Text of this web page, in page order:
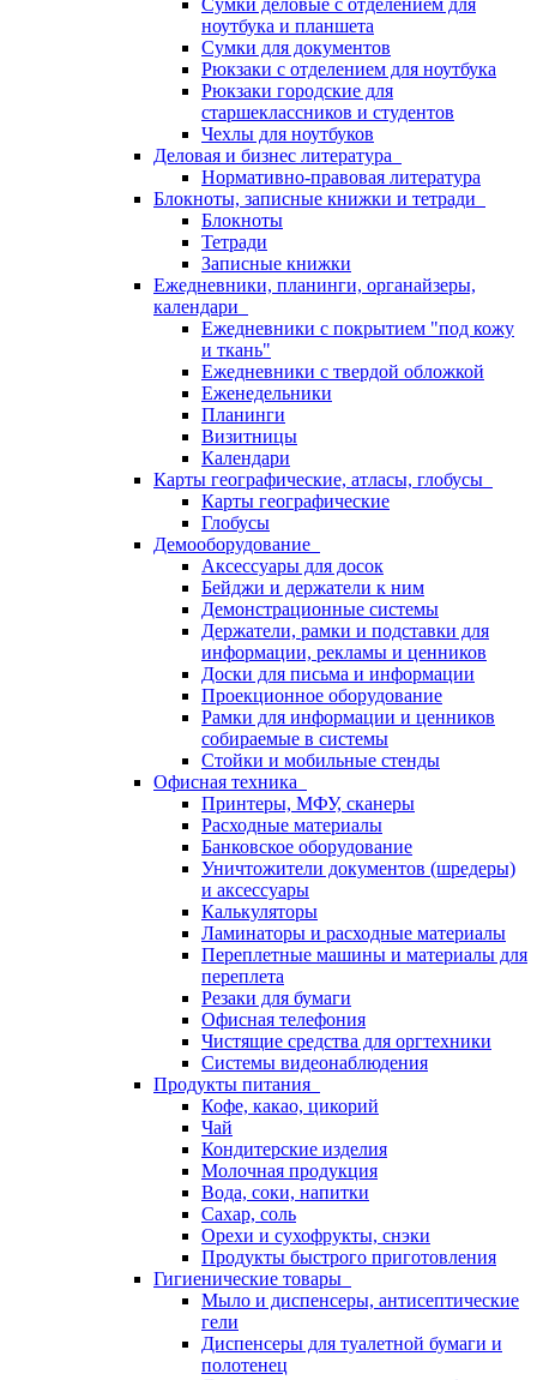
Сумки деловые с отделением для
ноутбука и планшета
Сумки для документов
Рюкзаки с отделением для ноутбука
Рюкзаки городские для
старшеклассников и студентов
Чехлы для ноутбуков
Деловая и бизнес литература
Нормативно-правовая литература
Блокноты, записные книжки и тетради
Блокноты
Тетради
Записные книжки
Ежедневники, планинги, органайзеры,
календари
Ежедневники с покрытием "под кожу
и ткань"
Ежедневники с твердой обложкой
Еженедельники
Планинги
Визитницы
Календари
Карты географические, атласы, глобусы
Карты географические
Глобусы
Демооборудование
Аксессуары для досок
Бейджи и держатели к ним
Демонстрационные системы
Держатели, рамки и подставки для
информации, рекламы и ценников
Доски для письма и информации
Проекционное оборудование
Рамки для информации и ценников
собираемые в системы
Стойки и мобильные стенды
Офисная техника
Принтеры, МФУ, сканеры
Расходные материалы
Банковское оборудование
Уничтожители документов (шредеры)
и аксессуары
Калькуляторы
Ламинаторы и расходные материалы
Переплетные машины и материалы для
переплета
Резаки для бумаги
Офисная телефония
Чистящие средства для оргтехники
Системы видеонаблюдения
Продукты питания
Кофе, какао, цикорий
Чай
Кондитерские изделия
Молочная продукция
Вода, соки, напитки
Сахар, соль
Орехи и сухофрукты, снэки
Продукты быстрого приготовления
Гигиенические товары
Мыло и диспенсеры, антисептические
гели
Диспенсеры для туалетной бумаги и
полотенец